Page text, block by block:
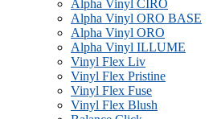
Alpha Vinyl CIRO
Alpha Vinyl ORO BASE
Alpha Vinyl ORO
Alpha Vinyl ILLUME
Vinyl Flex Liv
Vinyl Flex Pristine
Vinyl Flex Fuse
Vinyl Flex Blush